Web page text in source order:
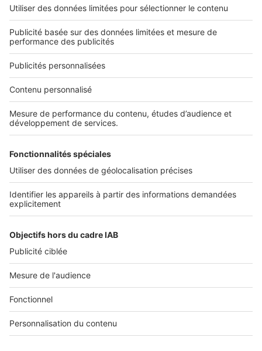
L'ENTREPRISE
Qui sommes-nous ?
Nous contacter
Nous recrutons
NOS APPLICATIONS
Découvrez nos applications
Tous nos services pro
Accès client
Mes annonces sur SeLoger
À DÉCOUVRIR
Tout l'immobilier
Toutes les villes
Tous les départements
Toutes les régions
SeLoger © 1992 - 2023
Annonces Immobilières